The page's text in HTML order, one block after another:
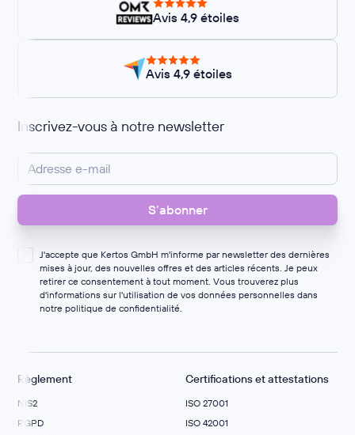
Avis 4,9 étoiles
Avis 4,9 étoiles
Inscrivez-vous à notre newsletter
J'accepte que Kertos GmbH m'informe par newsletter des dernières
mises à jour, des nouvelles offres et des articles récents. Je peux
retirer ce consentement à tout moment. Vous trouverez plus
d'informations sur l'utilisation de vos données personnelles dans
notre politique de confidentialité
Règlement
NIS2
RGPD
Certifications et attestations
ISO 27001
ISO 42001